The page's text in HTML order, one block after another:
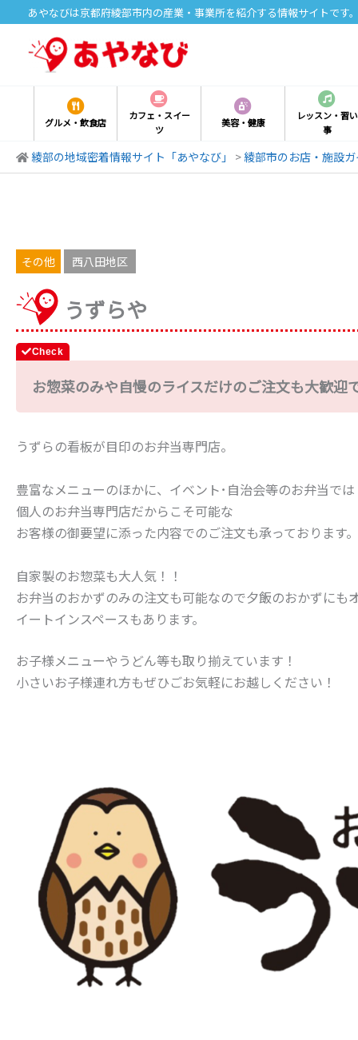
あやなびは京都府綾部市内の産業・事業所を紹介する情報サイトです
グルメ・飲食店
カフェ・スイー
ツ
美容・健康
レッスン・習い
事
綾部の地域密着情報サイト「あやなび」 >綾部市のお店・施設ガ
その他 西八田地区
うずらや
お惣菜のみや自慢のライスだけのご注文も大歓迎
うずらの看板が目印のお弁当専門店。
豊富なメニューのほかに、イベント･自治会等のお弁当では
個人のお弁当専門店だからこそ可能な
お客様の御要望に添った内容でのご注文も承っております。
自家製のお惣菜も大人気！！
お弁当のおかずのみの注文も可能なので夕飯のおかずにも
イートインスペースもあります。
お子様メニューやうどん等も取り揃えています！
小さいお子様連れ方もぜひごお気軽にお越しください！